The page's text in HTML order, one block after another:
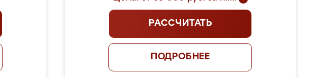
РАССЧИТАТЬ
ПОДРОБНЕЕ